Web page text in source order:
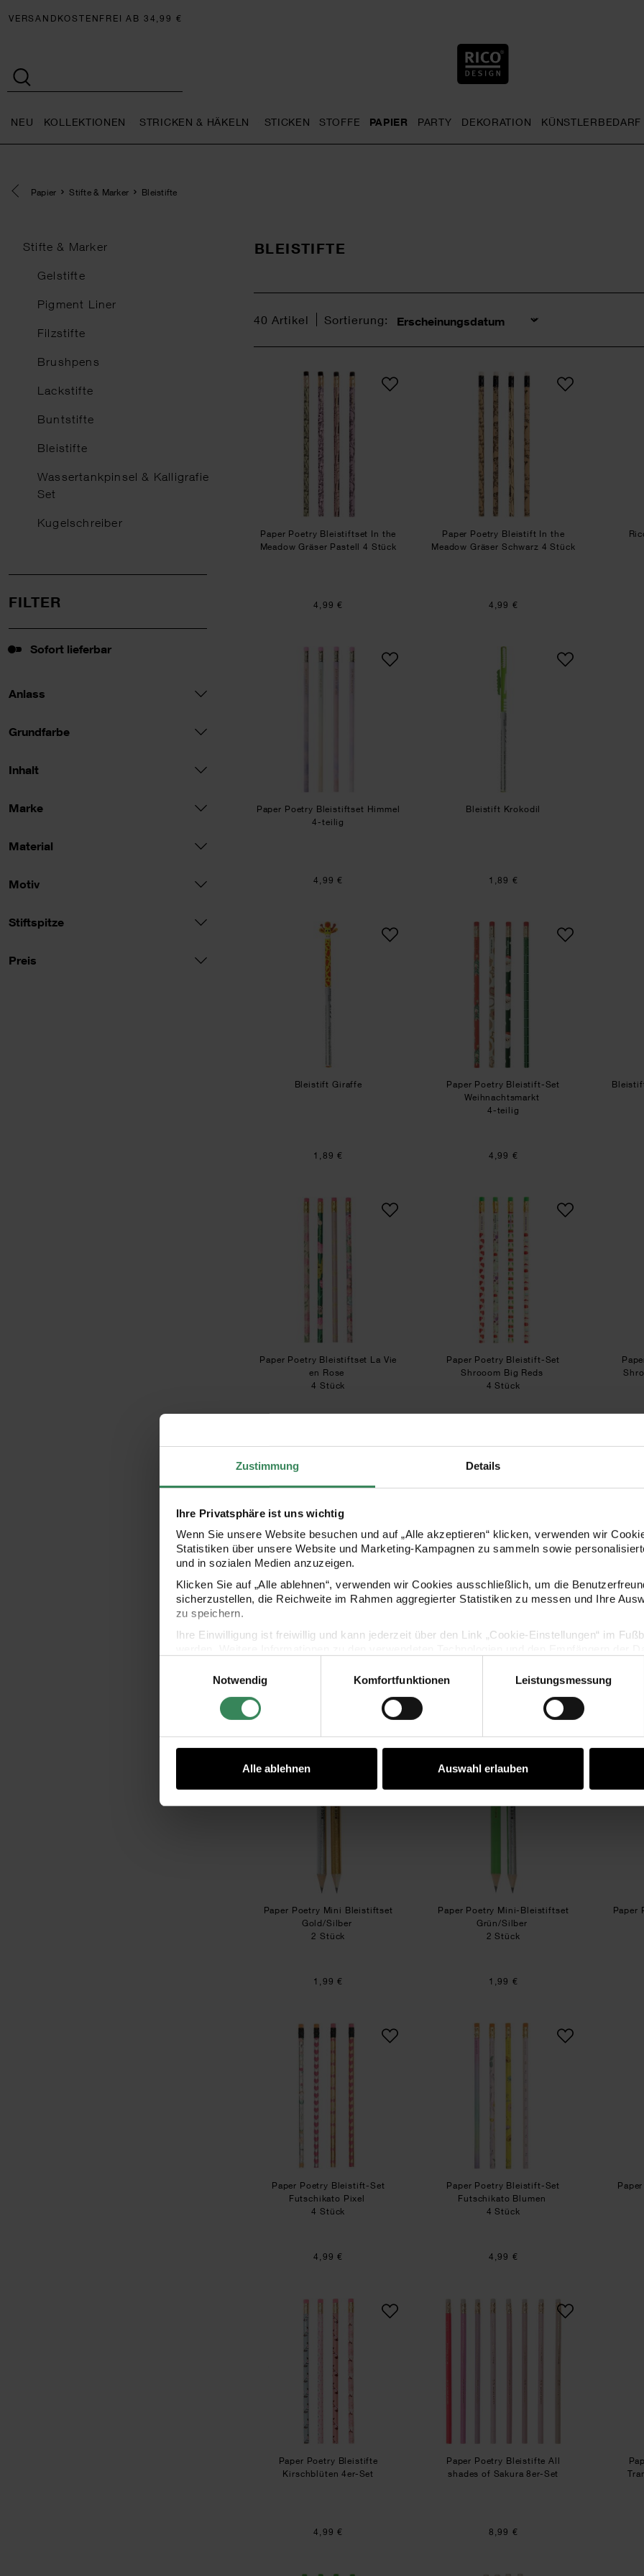
Zustimmung Details
Ihre Privatsphäre ist uns wichtig
Wenn Sie unsere Website besuchen und auf „Alle akzeptieren“ klicken, verwenden wir
Statistiken über unsere Website und Marketing-Kampagnen zu sammeln sowie
und in sozialen Medien anzuzeigen.
Klicken Sie auf „Alle ablehnen“, verwenden wir Cookies ausschließlich, um die
sicherzustellen, die Reichweite im Rahmen aggregierter Statistiken zu messen und Ihre
zu speichern.
Ihre Einwilligung ist freiwillig und kann jederzeit über den Link „Cookie-Einstellungen“ im
Impressum
Datenschutz Vertrag widerrufen
Notwendig
Komfortfunktionen Leistungsmessung
Alle ablehnen Auswahl erlauben
VERSANDKOSTENFREI AB 34,99 €
NEU KOLLEKTIONEN STRICKEN & HÄKELN STICKEN STOFFE PAPIER PARTY DEKORATION KÜNSTLERBEDARF
Eine Kategorie zurück navigieren
Papier Stifte & Marker Bleistifte
Stifte & Marker
Gelstifte
Pigment Liner
Filzstifte
Brushpens
Lackstifte
Buntstifte
Bleistifte
Wassertankpinsel & Kalligrafie
Set
Kugelschreiber
FILTER
Sofort lieferbar
Sofort lieferbar
Anlass
Grundfarbe
Inhalt
Marke
Material
Motiv
Stiftspitze
Preis
Preis
BLEISTIFTE
40 Artikel Sortierung:
Sortierung
Paper Poetry Bleistiftset In the Meadow Gräser Pastell 4 Stück
Paper Poetry Bleistiftset In the
Meadow Gräser Pastell 4 Stück
4,99 €
Paper Poetry Bleistift In
Paper Poetry Bleistift In the
Meadow Gräser Schwarz 4 Stück
4,99 €
Paper Poetry Bleistiftset Himmel
Paper Poetry Bleistiftset Himmel
4-teilig
4,99 €
Bleistift Krokodil
Bleistift Krokodil
1,89 €
Bleistift Giraffe
Bleistift Giraffe
1,89 €
Paper Poetry Bleistift-Set
Paper Poetry Bleistift-Set
Weihnachtsmarkt
4-teilig
4,99 €
Paper Poetry Bleistiftset La Vie en Rose
Paper Poetry Bleistiftset La Vie
en Rose
4 Stück
Paper Poetry Bleistift-Set
Paper Poetry Bleistift-Set
Shrooom Big Reds
4 Stück
Paper Poetry Bleistift mit Schleife Silber
Paper Poetry Bleistift mit
Paper Poetry Bleistift mit
Paper Poetry Bleistift mit
Paper Poetry Mini Bleistiftset Gold/Silber
Paper Poetry Mini Bleistiftset
Gold/Silber
2 Stück
1,99 €
Paper Poetry Mini-
Paper Poetry Mini-Bleistiftset
Grün/Silber
2 Stück
1,99 €
Paper
Paper Poetry Bleistift-Set Futschikato Pixel
Paper Poetry Bleistift-Set
Futschikato Pixel
4 Stück
4,99 €
Paper Poetry Bleistift-Set
Paper Poetry Bleistift-Set
Futschikato Blumen
4 Stück
4,99 €
Paper Poetry Bleistifte Kirschblüten 4er-Set
Paper Poetry Bleistifte
Kirschblüten 4er-Set
4,99 €
Paper Poetry Bleistifte All
Paper Poetry Bleistifte All
shades of Sakura 8er-Set
8,99 €